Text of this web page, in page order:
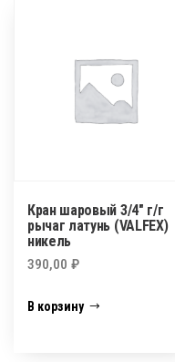
Кран шаровый 3/4″ г/г
рычаг латунь (VALFEX)
никель
390,00 ₽
В корзину